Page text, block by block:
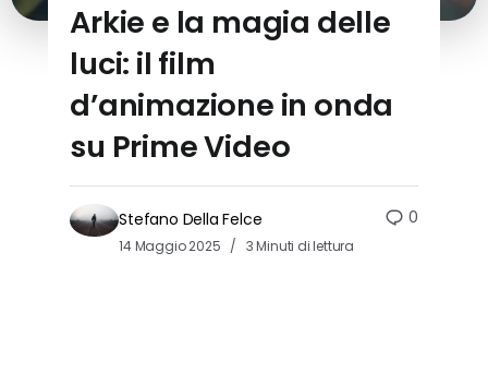
Arkie e la magia delle
luci: il film
d’animazione in onda
su Prime Video
Stefano Della Felce
14 Maggio 2025 3 Minuti di lettura
0